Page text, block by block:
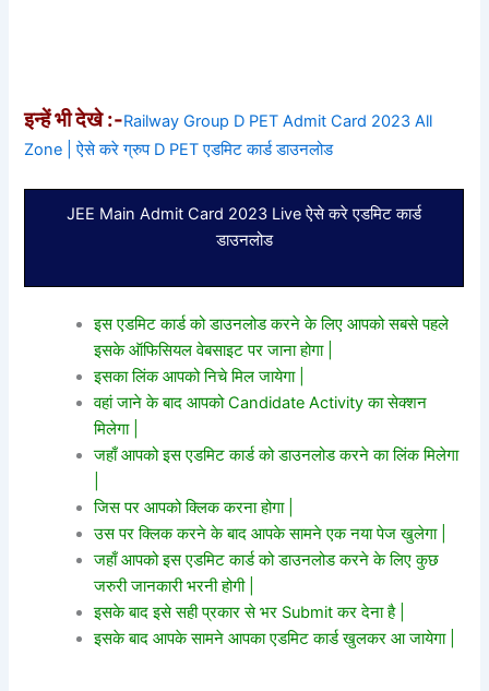
इन्हें भी देखे :-Railway Group D PET Admit Card 2023 All
Zone | ऐसे करे ग्रुप D PET एडमिट कार्ड डाउनलोड
JEE Main Admit Card 2023 Live ऐसे करे एडमिट कार्ड
डाउनलोड
इस एडमिट कार्ड को डाउनलोड करने के लिए आपको सबसे पहले
इसके ऑफिसियल वेबसाइट पर जाना होगा |
इसका लिंक आपको निचे मिल जायेगा |
वहां जाने के बाद आपको Candidate Activity का सेक्शन
मिलेगा |
जहाँ आपको इस एडमिट कार्ड को डाउनलोड करने का लिंक मिलेगा
जिस पर आपको क्लिक करना होगा |
उस पर क्लिक करने के बाद आपके सामने एक नया पेज खुलेगा |
जहाँ आपको इस एडमिट कार्ड को डाउनलोड करने के लिए कुछ
जरुरी जानकारी भरनी होगी |
इसके बाद इसे सही प्रकार से भर Submit कर देना है |
इसके बाद आपके सामने आपका एडमिट कार्ड खुलकर आ जायेगा |